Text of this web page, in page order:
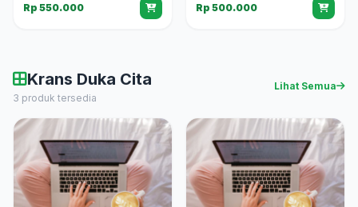
Rp 550.000
Rp 500.000
Krans Duka Cita
3 produk tersedia
Lihat Semua